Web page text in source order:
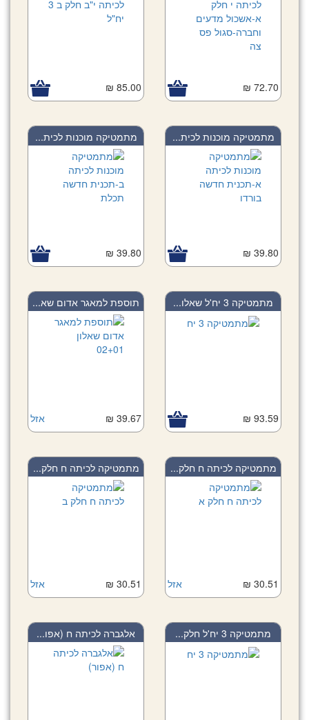
72.70 ₪
85.00 ₪
מתמטיקה מוכנות לכית...
39.80 ₪
מתמטיקה מוכנות לכית...
39.80 ₪
מתמטיקה 3 יח'ל שאלו...
93.59 ₪
תוספת למאגר אדום שא...
אזל 39.67 ₪
מתמטיקה לכיתה ח חלק...
אזל 30.51 ₪
מתמטיקה לכיתה ח חלק...
אזל 30.51 ₪
מתמטיקה 3 יח'ל חלק... אלגברה לכיתה ח (אפו...